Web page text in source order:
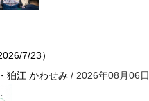
7/23）
狛江 かわせみ / 2026年08月06日